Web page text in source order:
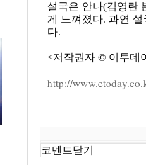
설국은 안나(김영란
게 느껴졌다. 과연
다.
<저작권자 © 이투데
http://
코멘트닫기